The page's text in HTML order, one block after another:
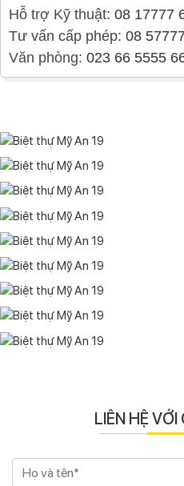
Hỗ trợ Kỹ thuật: 08 17777
Tư vấn cấp phép: 08
Văn phòng: 023 66 5555
LIÊN HỆ